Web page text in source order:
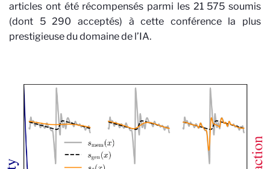
articles ont été récompensés parmi les 21 575 soumis
(dont 5 290 acceptés) à cette conférence la plus
prestigieuse du domaine de l’IA.